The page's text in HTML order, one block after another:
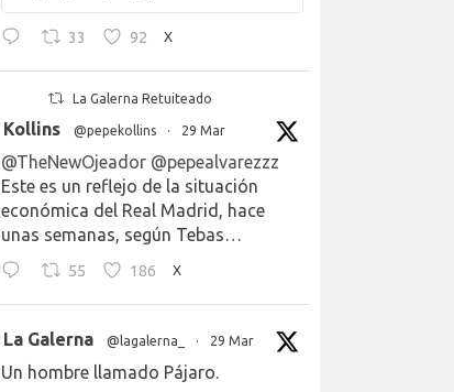
33 92 X
La Galerna Retuiteado
Kollins @pepekollins · 29 Mar
@TheNewOjeador @pepealvarezzz
Este es un reflejo de la situación
económica del Real Madrid, hace
unas semanas, según Tebas…
55 186 X
La Galerna @lagalerna_ · 29 Mar
Un hombre llamado Pájaro.